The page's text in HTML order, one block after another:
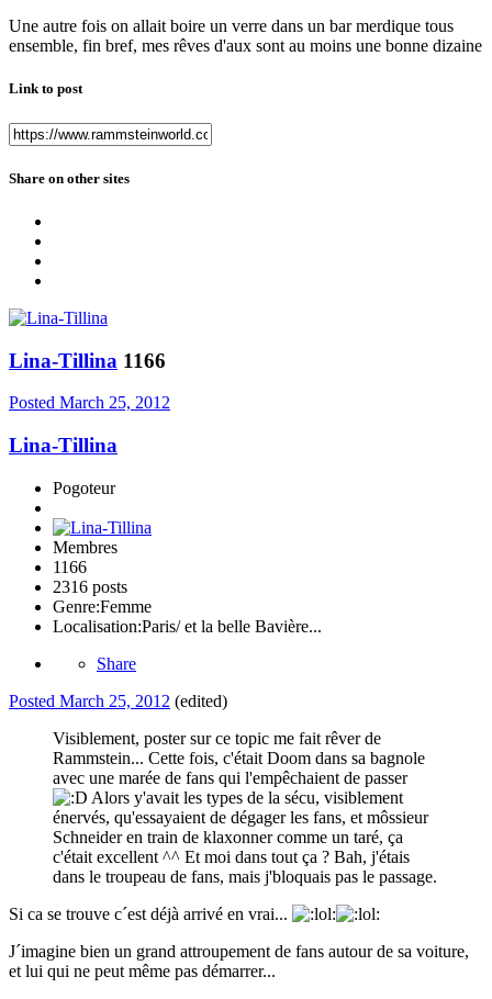
Une autre fois on allait boire un verre dans un bar merdique tous
ensemble, fin bref, mes rêves d'aux sont au moins une bonne dizaine
Link to post
Share on other sites
Lina-Tillina 1166
Posted March 25, 2012
Lina-Tillina
Pogoteur
Membres
1166
2316 posts
Genre:Femme
Localisation:Paris/ et la belle Bavière...
Share
Posted March 25, 2012 (edited)
Visiblement, poster sur ce topic me fait rêver de
Rammstein... Cette fois, c'était Doom dans sa bagnole
avec une marée de fans qui l'empêchaient de passer
Alors y'avait les types de la sécu, visiblement
énervés, qu'essayaient de dégager les fans, et môssieur
Schneider en train de klaxonner comme un taré, ça
c'était excellent ^^ Et moi dans tout ça ? Bah, j'étais
dans le troupeau de fans, mais j'bloquais pas le passage.
Si ca se trouve c´est déjà arrivé en vrai...
J´imagine bien un grand attroupement de fans autour de sa voiture,
et lui qui ne peut même pas démarrer...